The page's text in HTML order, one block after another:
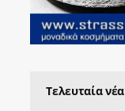
Τελευταία νέα